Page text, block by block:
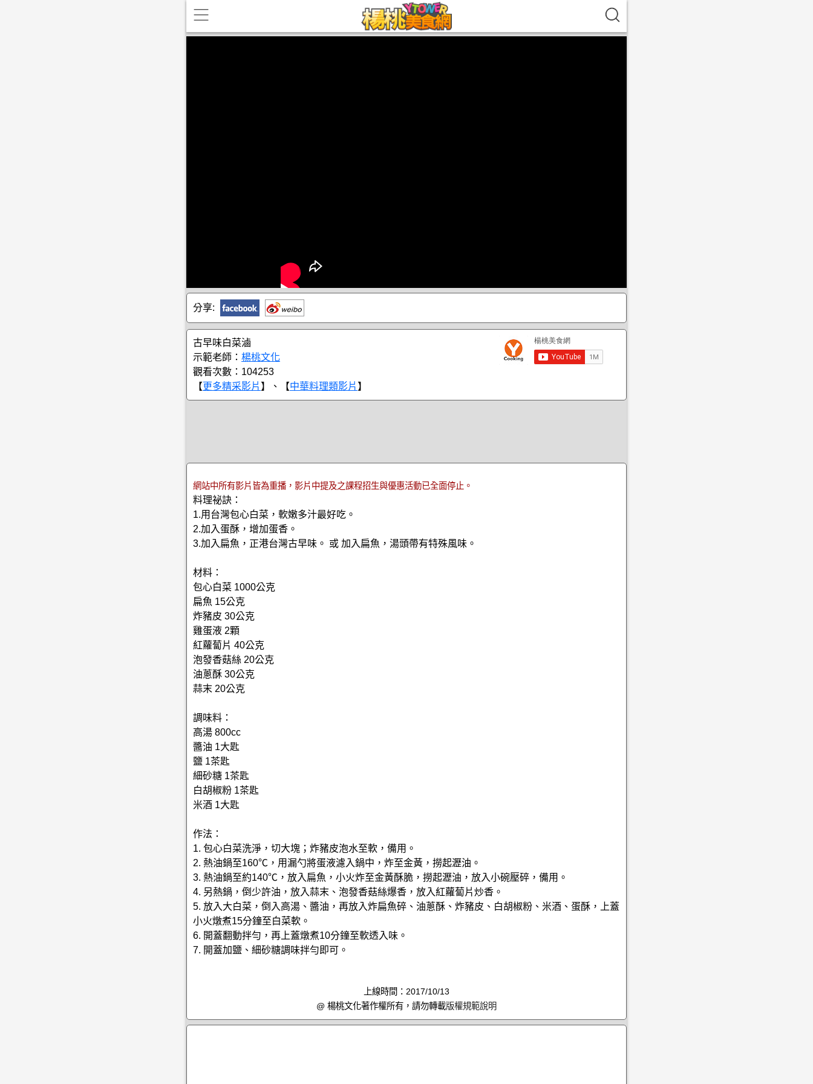
分享:
古早味白菜滷
示範老師： 楊桃文化
觀看次數：104253
【更多精采影片 】、【中華料理類影片 】
網站中所有影片皆為重播，影片中提及之課程招生與優惠活動已全面停止。
料理祕訣：
1.用台灣包心白菜，軟嫩多汁最好吃。
2.加入蛋酥，增加蛋香。
3.加入扁魚，正港台灣古早味。 或 加入扁魚，湯頭帶有特殊風味。
材料：
包心白菜 1000公克
扁魚 15公克
炸豬皮 30公克
雞蛋液 2顆
紅蘿蔔片 40公克
泡發香菇絲 20公克
油蔥酥 30公克
蒜末 20公克
調味料：
高湯 800cc
醬油 1大匙
鹽 1茶匙
細砂糖 1茶匙
白胡椒粉 1茶匙
米酒 1大匙
作法：
1. 包心白菜洗淨，切大塊；炸豬皮泡水至軟，備用。
2. 熱油鍋至160℃，用漏勺將蛋液濾入鍋中，炸至金黃，撈起瀝油。
3. 熱油鍋至約140℃，放入扁魚，小火炸至金黃酥脆，撈起瀝油，放入小碗壓碎，備用。
4. 另熱鍋，倒少許油，放入蒜末、泡發香菇絲爆香，放入紅蘿蔔片炒香。
5. 放入大白菜，倒入高湯、醬油，再放入炸扁魚碎、油蔥酥、炸豬皮、白胡椒粉、米酒、蛋酥，上蓋
小火燉煮15分鐘至白菜軟。
6. 開蓋翻動拌勻，再上蓋燉煮10分鐘至軟透入味。
7. 開蓋加鹽、細砂糖調味拌勻即可。
上線時間：2017/10/13
@ 楊桃文化著作權所有，請勿轉載版權規範說明